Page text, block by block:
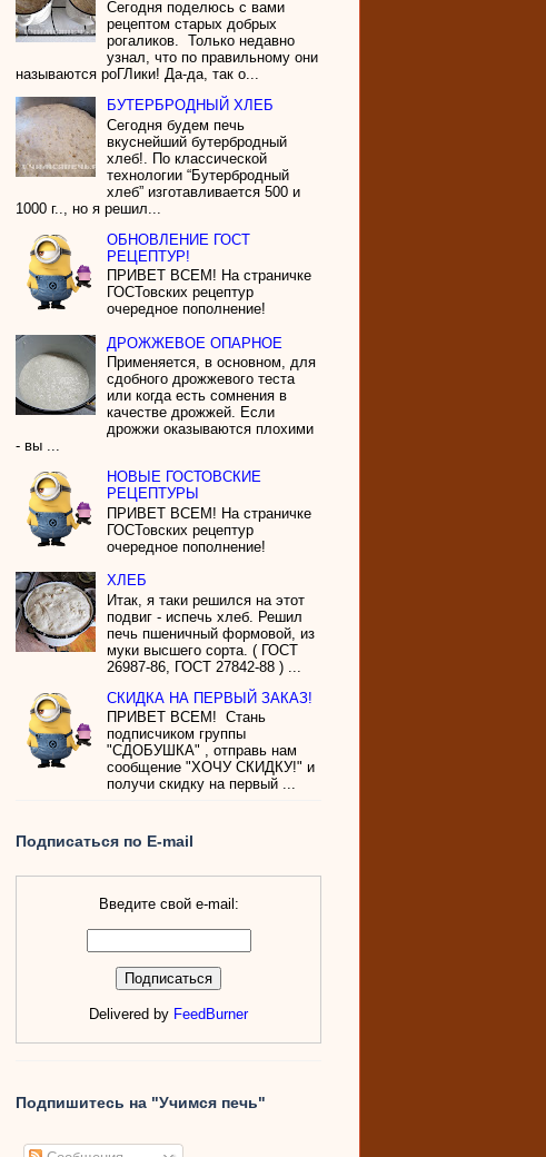
Сегодня поделюсь с вами
рецептом старых добрых
рогаликов. Только недавно
узнал, что по правильному они
называются роГЛики! Да-да, так о...
БУТЕРБРОДНЫЙ ХЛЕБ
Сегодня будем печь
вкуснейший бутербродный
хлеб!. По классической
технологии “Бутербродный
хлеб” изготавливается 500 и
1000 г.., но я решил...
ОБНОВЛЕНИЕ ГОСТ
РЕЦЕПТУР!
ПРИВЕТ ВСЕМ! На страничке
ГОСТовских рецептур
очередное пополнение!
ДРОЖЖЕВОЕ ОПАРНОЕ
Применяется, в основном, для
сдобного дрожжевого теста
или когда есть сомнения в
качестве дрожжей. Если
дрожжи оказываются плохими
- вы ...
НОВЫЕ ГОСТОВСКИЕ
РЕЦЕПТУРЫ
ПРИВЕТ ВСЕМ! На страничке
ГОСТовских рецептур
очередное пополнение!
ХЛЕБ
Итак, я таки решился на этот
подвиг - испечь хлеб. Решил
печь пшеничный формовой, из
муки высшего сорта. ( ГОСТ
26987-86, ГОСТ 27842-88 ) ...
СКИДКА НА ПЕРВЫЙ ЗАКАЗ!
ПРИВЕТ ВСЕМ! Стань
подписчиком группы
"СДОБУШКА" , отправь нам
сообщение "ХОЧУ СКИДКУ!" и
получи скидку на первый ...
Подписаться по E-mail
Введите свой e-mail:
Delivered by FeedBurner
Подпишитесь на "Учимся печь"